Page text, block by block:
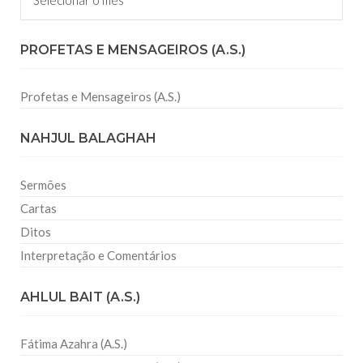
PROFETAS E MENSAGEIROS (A.S.)
Profetas e Mensageiros (A.S.)
NAHJUL BALAGHAH
Sermões
Cartas
Ditos
Interpretação e Comentários
AHLUL BAIT (A.S.)
Fátima Azahra (A.S.)